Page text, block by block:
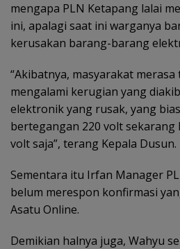
mengapa PLN Ketapang lalai
ini, apalagi saat ini warganya
kerusakan barang-barang
“Akibatnya, masyarakat
mengalami kerugian yang
elektronik yang rusak, yang
bertegangan 220 volt sekarang
volt saja”, terang Kepala Dusun.
Sementara itu Irfan Manager
belum merespon konfirmasi
Asatu Online.
Demikian halnya juga, Wahyu